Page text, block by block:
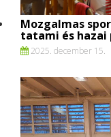
Mozgalmas
tatami és
2025. december 15.